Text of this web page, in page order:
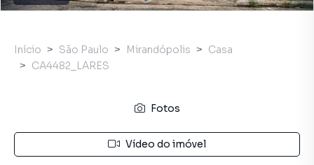
Início São Paulo Mirandópolis
Casa
CA4482_LARES
Fotos
Vídeo do imóvel